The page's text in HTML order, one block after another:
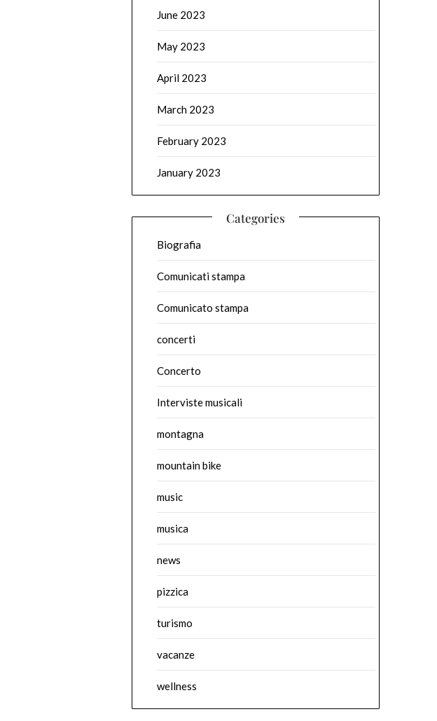
June 2023
May 2023
April 2023
March 2023
February 2023
January 2023
Categories
Biografia
Comunicati stampa
Comunicato stampa
concerti
Concerto
Interviste musicali
montagna
mountain bike
music
musica
news
pizzica
turismo
vacanze
wellness